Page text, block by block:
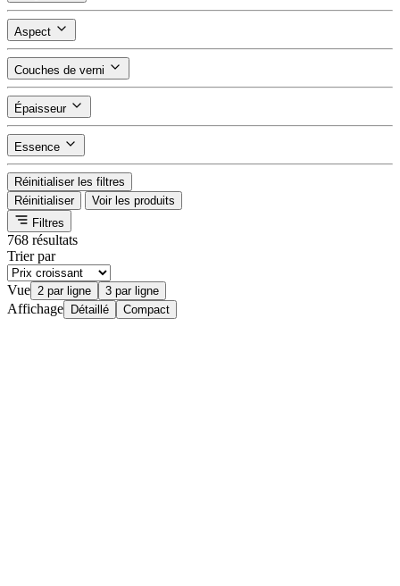
Aspect
Couches de verni
Épaisseur
Essence
Réinitialiser les filtres
Réinitialiser
Voir les produits
Filtres
768 résultats
Trier par
Vue 2 par ligne 3 par ligne
Affichage Détaillé Compact